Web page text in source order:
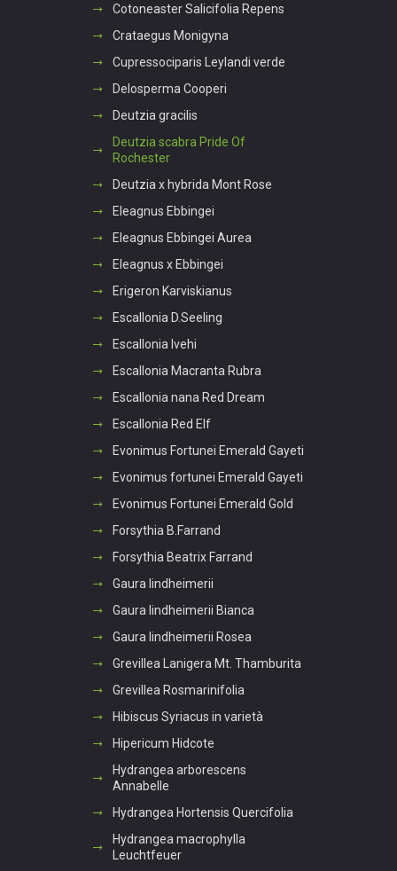
Cotoneaster Salicifolia Repens
Crataegus Monigyna
Cupressociparis Leylandi verde
Delosperma Cooperi
Deutzia gracilis
Deutzia scabra Pride Of
Rochester
Deutzia x hybrida Mont Rose
Eleagnus Ebbingei
Eleagnus Ebbingei Aurea
Eleagnus x Ebbingei
Erigeron Karviskianus
Escallonia D.Seeling
Escallonia Ivehi
Escallonia Macranta Rubra
Escallonia nana Red Dream
Escallonia Red Elf
Evonimus Fortunei Emerald Gayeti
Evonimus fortunei Emerald Gayeti
Evonimus Fortunei Emerald Gold
Forsythia B.Farrand
Forsythia Beatrix Farrand
Gaura lindheimerii
Gaura lindheimerii Bianca
Gaura lindheimerii Rosea
Grevillea Lanigera Mt. Thamburita
Grevillea Rosmarinifolia
Hibiscus Syriacus in varietà
Hipericum Hidcote
Hydrangea arborescens
Annabelle
Hydrangea Hortensis Quercifolia
Hydrangea macrophylla
Leuchtfeuer